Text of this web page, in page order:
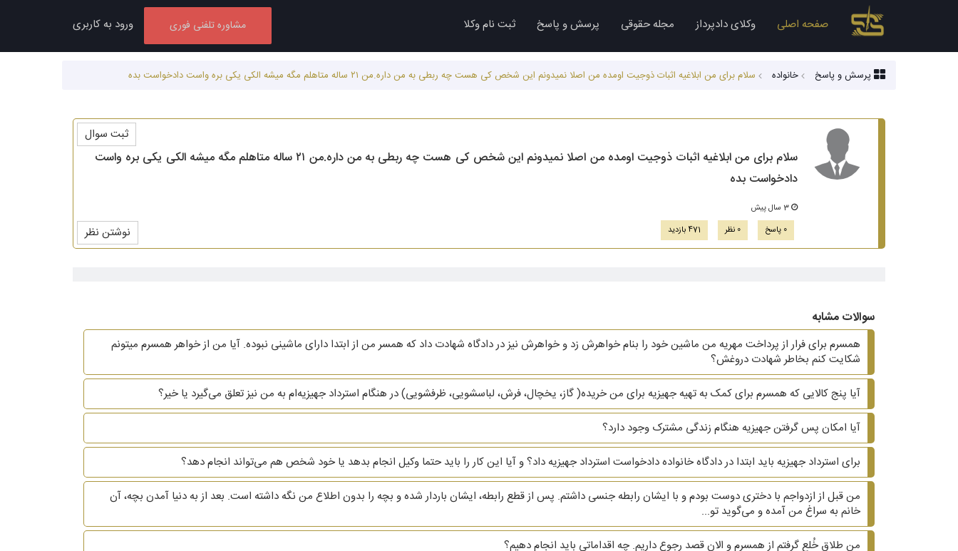
صفحه اصلی وکلای دادپرداز مجله حقوقی پرسش و پاسخ ثبت نام وکلا مشاوره تلفنی فوری ورود به کاربری
پرسش و پاسخ خانواده سلام برای من ابلاغیه اثبات ذوجیت اومده من اصلا نمیدونم این شخص کی هست چه ربطی به من داره.من ۲۱ ساله متاهلم مگه میشه الکی یکی بره واست دادخواست بده
سلام برای من ابلاغیه اثبات ذوجیت اومده من اصلا نمیدونم این شخص کی هست چه ربطی به من داره.من ۲۱ ساله متاهلم مگه میشه الکی یکی بره واست
دادخواست بده
3 سال پیش
0 پاسخ
0 نظر 471 بازدید نوشتن نظر
ثبت سوال
سوالات مشابه
همسرم برای فرار از پرداخت مهریه من ماشین خود را بنام خواهرش زد و خواهرش نیز در دادگاه شهادت داد که همسر من از ابتدا دارای ماشینی نبوده. آیا من از خواهر همسرم میتونم
شکایت کنم بخاطر شهادت دروغش؟
آیا پنج کالایی که همسرم برای کمک به تهیه جهیزیه برای من خریده( گاز، یخچال، فرش، لباسشویی، ظرفشویی)‌ در هنگام استرداد جهیزیه‌ام به من نیز تعلق می‌گیرد یا خیر؟
آیا امکان پس گرفتن جهیزیه هنگام زندگی مشترک وجود دارد؟
برای استرداد جهیزیه باید ابتدا در دادگاه خانواده دادخواست استرداد جهیزیه داد؟ و آیا این کار را باید حتما وکیل انجام بدهد یا خود شخص هم می‌تواند انجام دهد؟
من قبل از ازدواجم با دختری دوست بودم و با ایشان رابطه جنسی داشتم. پس از قطع رابطه، ایشان باردار شده و بچه را بدون اطلاع من نگه داشته است. بعد از به دنیا آمدن بچه، آن
خانم به سراغ من آمده و می‌گوید تو...
من طلاق خُلع گرفتم از همسرم و الان قصد رجوع داریم. چه اقداماتی باید انجام دهیم؟